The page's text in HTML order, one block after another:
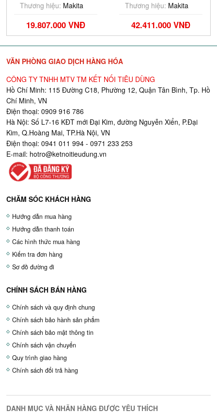
Thương hiệu: Makita
19.807.000 VNĐ
Thương hiệu: Makita
42.411.000 VNĐ
VĂN PHÒNG GIAO DỊCH HÀNG HÓA
CÔNG TY TNHH MTV TM KẾT NỐI TIÊU DÙNG
Hồ Chí Minh: 115 Đường C18, Phường 12, Quận Tân Bình, Tp. Hồ
Chí Minh, VN
Điện thoại: 0909 916 786
Hà Nội: Số L7-16 KĐT mới Đại Kim, đường Nguyễn Xiển, P.Đại
Kim, Q.Hoàng Mai, TP.Hà Nội, VN
Điện thoại: 0941 011 994 - 0971 233 253
E-mail: hotro@ketnoitieudung.vn
CHĂM SÓC KHÁCH HÀNG
Hướng dẫn mua hàng
Hướng dẫn thanh toán
Các hình thức mua hàng
Kiểm tra đơn hàng
Sơ đồ đường đi
CHÍNH SÁCH BÁN HÀNG
Chính sách và quy định chung
Chính sách bảo hành sản phẩm
Chính sách bảo mật thông tin
Chính sách vận chuyển
Quy trình giao hàng
Chính sách đổi trả hàng
DANH MỤC VÀ NHÃN HÀNG ĐƯỢC YÊU THÍCH